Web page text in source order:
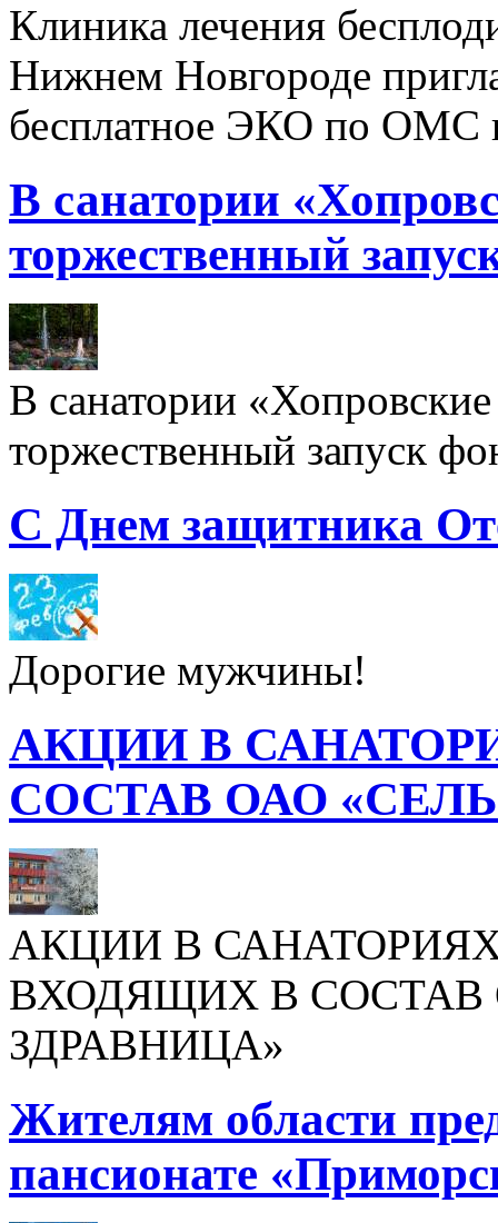
Клиника лечения
Нижнем Новгороде
бесплатное ЭКО по ОМС
В санатории
торжественный
В санатории «Хопровские
торжественный запуск
С Днем защитника
Дорогие мужчины!
АКЦИИ В
СОСТАВ ОАО
АКЦИИ В
ВХОДЯЩИХ В СОСТАВ
ЗДРАВНИЦА»
Жителям области
пансионате